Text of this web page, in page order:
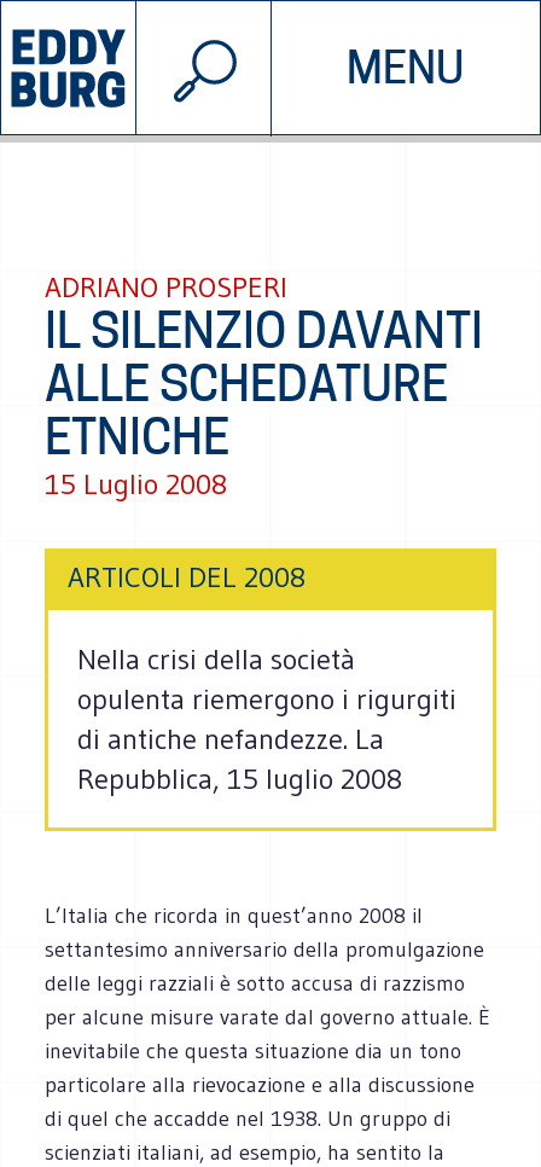
MENU
INIZIATIVE CHI SIAMO
© 2026 EDDYBURG
ADRIANO PROSPERI
IL SILENZIO DAVANTI
ALLE SCHEDATURE
ETNICHE
15 Luglio 2008
ARTICOLI DEL 2008
Nella crisi della società
opulenta riemergono i rigurgiti
di antiche nefandezze. La
Repubblica, 15 luglio 2008
L’Italia che ricorda in quest’anno 2008 il
settantesimo anniversario della promulgazione
delle leggi razziali è sotto accusa di razzismo
per alcune misure varate dal governo attuale. È
inevitabile che questa situazione dia un tono
particolare alla rievocazione e alla discussione
di quel che accadde nel 1938. Un gruppo di
scienziati italiani, ad esempio, ha sentito la